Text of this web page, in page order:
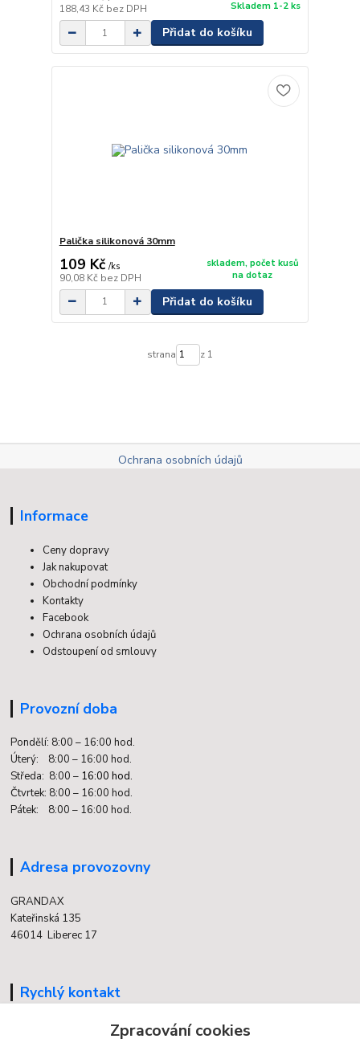
188,43 Kč bez DPH Skladem 1-2 ks
Přidat do košíku
Palička silikonová 30mm
109 Kč /ks
90,08 Kč bez DPH
skladem, počet kusů
na dotaz
Přidat do košíku
strana z 1
Ochrana osobních údajů
Informace
Ceny dopravy
Jak nakupovat
Obchodní podmínky
Kontakty
Facebook
Ochrana osobních údajů
Odstoupení od smlouvy
Provozní doba
Pondělí: 8:00 – 16:00 hod.
Úterý: 8:00 – 16:00 hod.
Středa: 8:00 – 16:00 hod.
Čtvrtek: 8:00 – 16:00 hod.
Pátek: 8:00 – 16:00 hod.
Adresa provozovny
GRANDAX
Kateřinská 135
46014 Liberec 17
Rychlý kontakt
Zpracování cookies